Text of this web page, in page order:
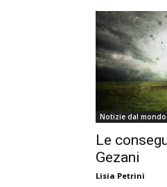
Notizie dal mondo
Le
Gezani
Lisia Petrini